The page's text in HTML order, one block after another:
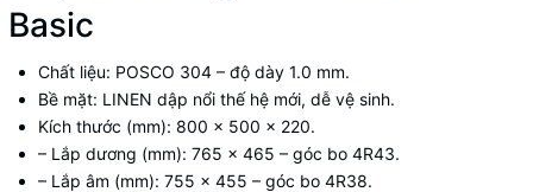
Basic
Chất liệu: POSCO 304 – độ dày 1.0 mm.
Bề mặt: LINEN dập nổi thế hệ mới, dễ vệ sinh.
Kích thước (mm): 800 x 500 x 220.
– Lắp dương (mm): 765 x 465 – góc bo 4R43.
– Lắp âm (mm): 755 x 455 – góc bo 4R38.